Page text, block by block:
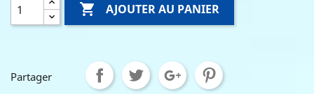
 AJOUTER AU PANIER
Partager